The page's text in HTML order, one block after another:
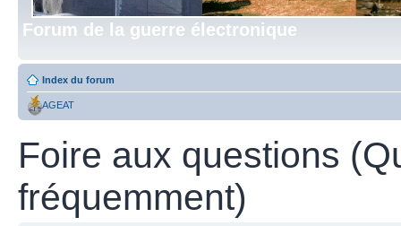
Forum de la guerre électronique
Index du forum
AGEAT
Foire aux questions
fréquemment)